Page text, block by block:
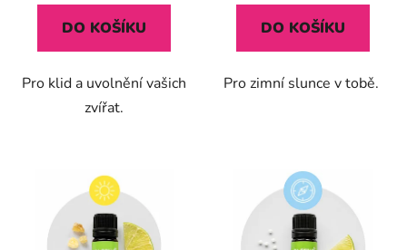
DO KOŠÍKU
Pro klid a uvolnění vašich
zvířat.
5,0
z
hvězdiček.
DO KOŠÍKU
Pro zimní slunce v tobě.